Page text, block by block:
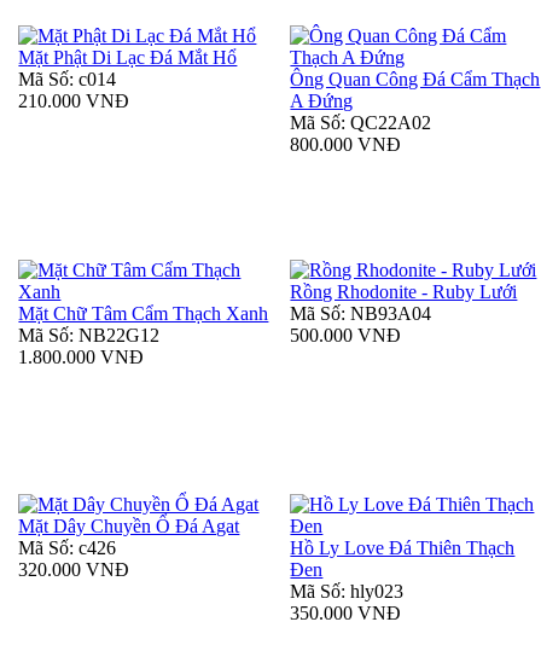
Mặt Phật Di Lạc Đá Mắt Hổ
Mã Số: c014
210.000 VNĐ
Ông Quan Công Đá Cẩm Thạch
A Đứng
Mã Số: QC22A02
800.000 VNĐ
Mặt Chữ Tâm Cẩm Thạch Xanh
Mã Số: NB22G12
1.800.000 VNĐ
Rồng Rhodonite - Ruby Lưới
Mã Số: NB93A04
500.000 VNĐ
Mặt Dây Chuyền Ổ Đá Agat
Mã Số: c426
320.000 VNĐ
Hồ Ly Love Đá Thiên Thạch
Đen
Mã Số: hly023
350.000 VNĐ